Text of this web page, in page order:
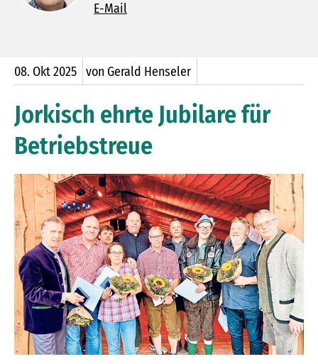
E-Mail
08. Okt2025 von Gerald Henseler
Jorkisch ehrte Jubilare für
Betriebstreue